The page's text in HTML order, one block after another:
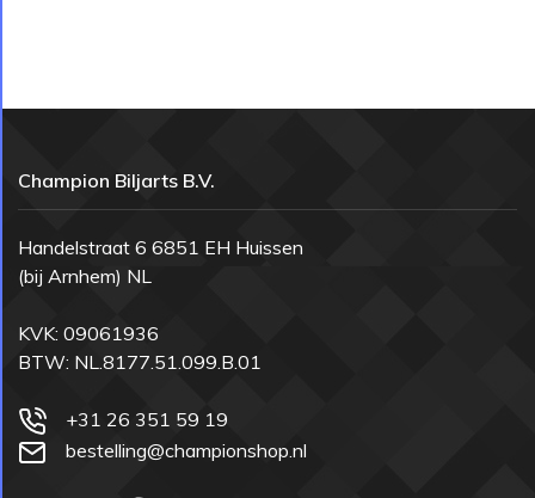
Champion Biljarts B.V.
Handelstraat 6 6851 EH Huissen
(bij Arnhem) NL
KVK: 09061936
BTW: NL.8177.51.099.B.01
+31 26 351 59 19
bestelling@championshop.nl